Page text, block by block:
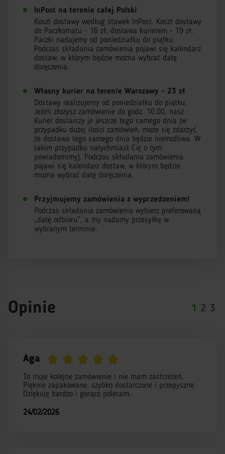
InPost na terenie całej Polski
Koszt dostawy według stawek InPost. Koszt dostawy
do Paczkomatu - 16 zł, dostawa kurierem - 19 zł.
Paczki nadajemy od poniedziałku do piątku.
Podczas składania zamówienia pojawi się kalendarz
dostaw, w którym będzie można wybrać datę
doręczenia.
Własny kurier na terenie Warszawy - 23 zł
Dostawy realizujemy od poniedziałku do piątku.
Jeżeli złożysz zamówienie do godz. 10.00, nasz
Kurier dostarczy je jeszcze tego samego dnia (w
przypadku dużej ilości zamówień, może się zdarzyć,
że dostawa tego samego dnia będzie niemożliwa. W
takim przypadku natychmiast Cię o tym
powiadomimy). Podczas składania zamówienia
pojawi się kalendarz dostaw, w którym będzie
można wybrać datę doręczenia.
Przyjmujemy zamówienia z wyprzedzeniem!
Podczas składania zamówienia wybierz preferowaną
„datę odbioru”, a my nadamy przesyłkę w
wybranym terminie.
Opinie 1 2 3
Aga
To moje kolejne zamówienie i nie mam zastrzeżeń.
Pięknie zapakowane, szybko dostarczone i przepyszne.
Dziękuję bardzo i gorąco polecam.
24/02/2026